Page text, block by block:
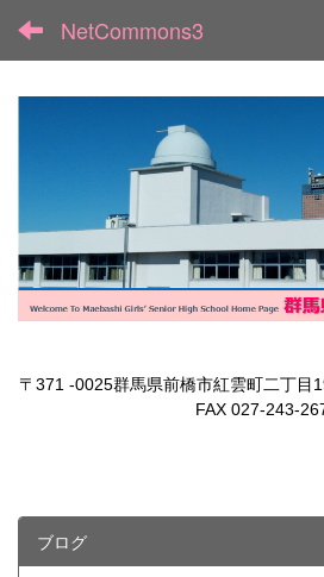
NetCommons3
〒371 -0025群馬県前橋市紅雲町二丁
FAX 027-243-
ブログ